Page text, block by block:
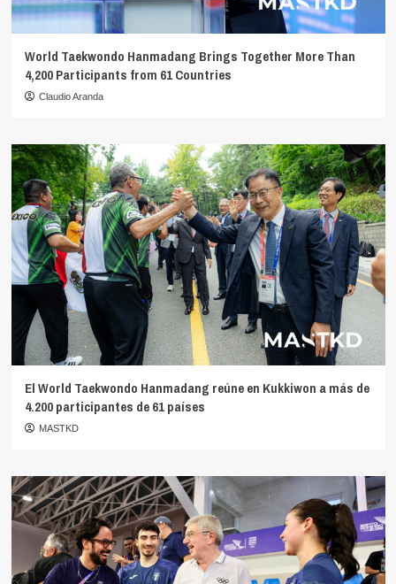
World Taekwondo Hanmadang Brings Together More Than
4,200 Participants from 61 Countries
Claudio Aranda
El World Taekwondo Hanmadang reúne en Kukkiwon a más de
4.200 participantes de 61 países
MASTKD